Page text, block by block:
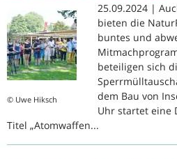
© Uwe Hiksch
25.09.2024 |
bieten die
buntes und
beteiligen sich
dem Bau von
Uhr startet eine
Titel „Atomwaffen...